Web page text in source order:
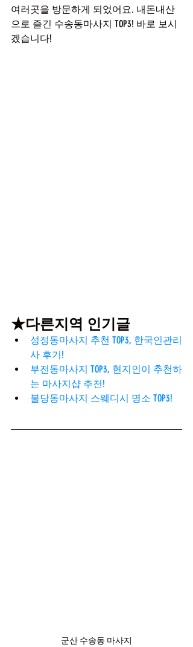
여러곳을 방문하게 되었어요. 내돈내산
으로 즐긴 수송동마사지 TOP3! 바로 보시
겠습니다!
★다른지역 인기글
성정동마사지 추천 TOP3, 한국인관리
사 후기!
부전동마사지 TOP3, 현지인이 추천하
는 마사지샵 추천!
불당동마사지 스웨디시 명소 TOP3!
군산 수송동 마사지